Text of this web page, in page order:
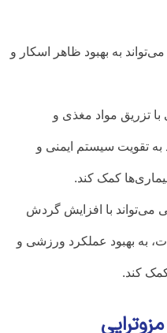
به بهبود ظاهر اسکار و
مواد مغذی و
تقویت سیستم ایمنی و
کمک کند.
با افزایش گردش
بهبود عملکرد ورزشی و
کند.